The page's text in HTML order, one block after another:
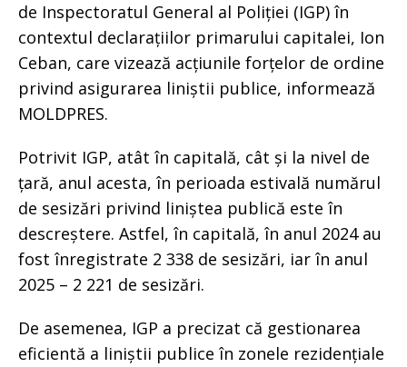
de Inspectoratul General al Poliției (IGP) în
contextul declarațiilor primarului capitalei, Ion
Ceban, care vizează acțiunile forțelor de ordine
privind asigurarea liniștii publice, informează
MOLDPRES.
Potrivit IGP, atât în capitală, cât și la nivel de
țară, anul acesta, în perioada estivală numărul
de sesizări privind liniștea publică este în
descreștere. Astfel, în capitală, în anul 2024 au
fost înregistrate 2 338 de sesizări, iar în anul
2025 – 2 221 de sesizări.
De asemenea, IGP a precizat că gestionarea
eficientă a liniștii publice în zonele rezidențiale